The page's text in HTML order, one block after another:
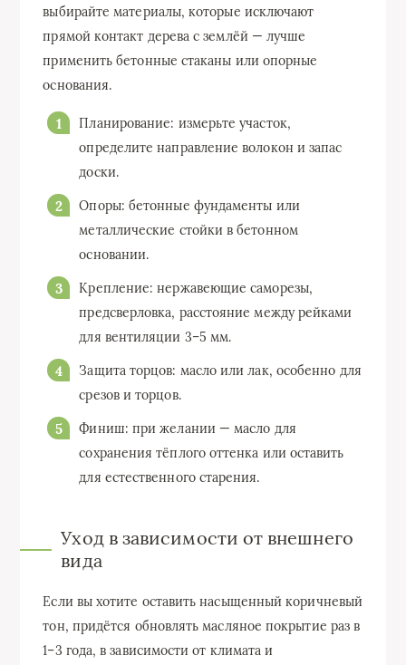
выбирайте материалы, которые исключают
прямой контакт дерева с землёй — лучше
применить бетонные стаканы или опорные
основания.
Планирование: измерьте участок,
определите направление волокон и запас
доски.
Опоры: бетонные фундаменты или
металлические стойки в бетонном
основании.
Крепление: нержавеющие саморезы,
предсверловка, расстояние между рейками
для вентиляции 3–5 мм.
Защита торцов: масло или лак, особенно для
срезов и торцов.
Финиш: при желании — масло для
сохранения тёплого оттенка или оставить
для естественного старения.
Уход в зависимости от внешнего
вида
Если вы хотите оставить насыщенный коричневый
тон, придётся обновлять масляное покрытие раз в
1–3 года, в зависимости от климата и